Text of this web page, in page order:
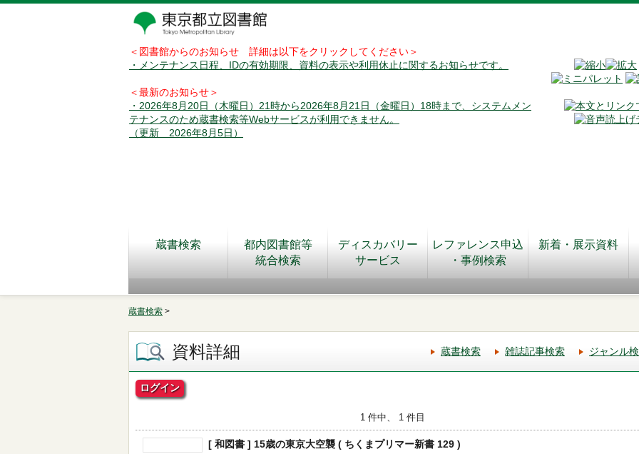
＜図書館からのお知らせ 詳細は以下をクリックしてください＞
・メンテナンス日程、IDの有効期限、資料の表示や利用休止に関するお知らせです。
＜最新のお知らせ＞
・2026年8月20日（木曜日）21時から2026年8月21日（金曜日）18時まで、システムメン
テナンスのため蔵書検索等Webサービスが利用できません。
（更新 2026年8月5日）
蔵書検索
都内図書館等
統合検索
ディスカバリー
サービス
レファレンス申込
・事例検索
新着・展示資料
蔵書検索 >
資料詳細 蔵書検索 雑誌記事検索 ジャンル
ログイン
1 件中、 1 件目
[ 和図書 ] 15歳の東京大空襲 ( ちくまプリマー新書 129 )